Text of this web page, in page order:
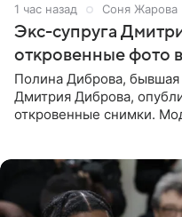
1 час назад Соня Жарова
Экс-супруга
откровенные фото
Полина Диброва, бывшая
Дмитрия Диброва,
откровенные снимки.